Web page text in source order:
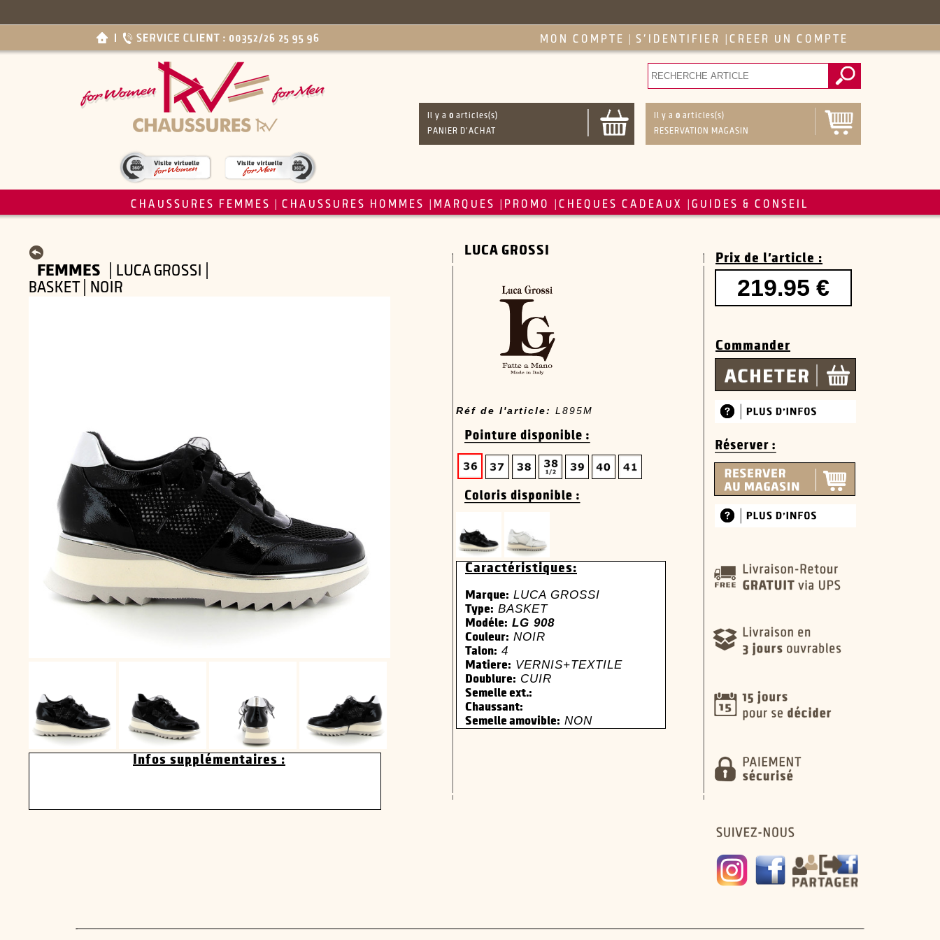
MON COMPTE S'IDENTIFIER CREER UN COMPTE
Il y a 0 articles(s)
PANIER D'ACHAT
Il y a 0 articles(s)
RESERVATION MAGASIN
CHAUSSURES FEMMES CHAUSSURES HOMMES MARQUES PROMO CHEQUES CADEAUX GUIDES & CONSEIL
FEMMES
| LUCA GROSSI |
BASKET | NOIR
LUCA GROSSI
Réf de l'article: L895M
Caractéristiques:
Marque: LUCA GROSSI
Type: BASKET
Modéle: LG 908
Couleur: NOIR
Talon: 4
Matiere: VERNIS+TEXTILE
Doublure: CUIR
Semelle ext.:
Chaussant:
Semelle amovible: NON
Prix de l'article :
219.95 €
Commander
Infos supplémentaires :